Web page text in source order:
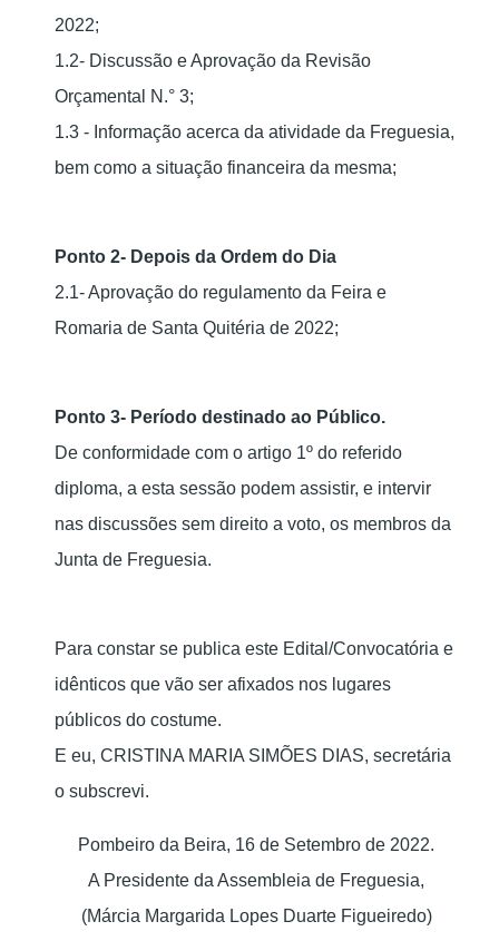
2022;
1.2- Discussão e Aprovação da Revisão
Orçamental N.° 3;
1.3 - Informação acerca da atividade da Freguesia,
bem como a situação financeira da mesma;
Ponto 2- Depois da Ordem do Dia
2.1- Aprovação do regulamento da Feira e
Romaria de Santa Quitéria de 2022;
Ponto 3- Período destinado ao Público.
De conformidade com o artigo 1º do referido
diploma, a esta sessão podem assistir, e intervir
nas discussões sem direito a voto, os membros da
Junta de Freguesia.
Para constar se publica este Edital/Convocatória e
idênticos que vão ser afixados nos lugares
públicos do costume.
E eu, CRISTINA MARIA SIMÕES DIAS, secretária
o subscrevi.
Pombeiro da Beira, 16 de Setembro de 2022.
A Presidente da Assembleia de Freguesia,
(Márcia Margarida Lopes Duarte Figueiredo)